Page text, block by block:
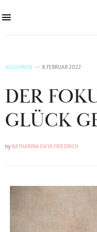
ALLGEMEIN 8. FEBRUAR 2022
DER
GLÜCK
by KATHARINA DAYA FRIEDRICH